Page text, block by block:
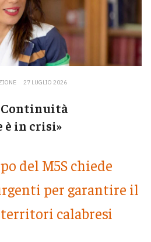
27 LUGLIO 2026
Continuità
è in crisi»
del M5S chiede
per garantire il
calabresi